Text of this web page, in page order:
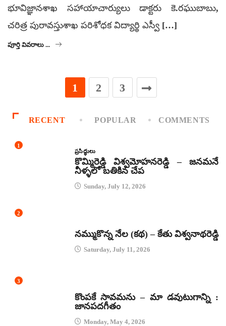
భూవిజ్ఞానశాఖ సహాయాచార్యులు డాక్టరు కె.రఘుబాబు,
చరిత్ర పురావస్తుశాఖ పరిశోధక విద్యార్థి ఎస్వీ […]
పూర్తి వివరాలు ...
1 2 3
RECENT POPULAR COMMENTS
1
ప్రసిద్ధులు
కొమ్మిరెడ్డి విశ్వమోహనరెడ్డి – జనమనే
నీళ్ళలో బతికిన చేప
Sunday, July 12, 2026
2
నమ్ముకొన్న నేల (కథ) – కేతు విశ్వనాథరెడ్డి
Saturday, July 11, 2026
3
కొంపకే సావమను – మా డవుటుగాన్ని :
జానపదగీతం
Monday, May 4, 2026